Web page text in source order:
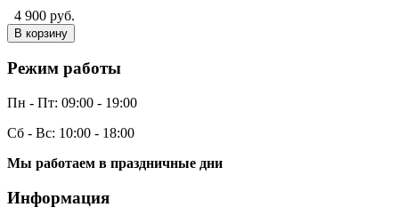
4 900 руб.
В корзину
Режим работы
Пн - Пт: 09:00 - 19:00
Сб - Вс: 10:00 - 18:00
Мы работаем в праздничные дни
Информация